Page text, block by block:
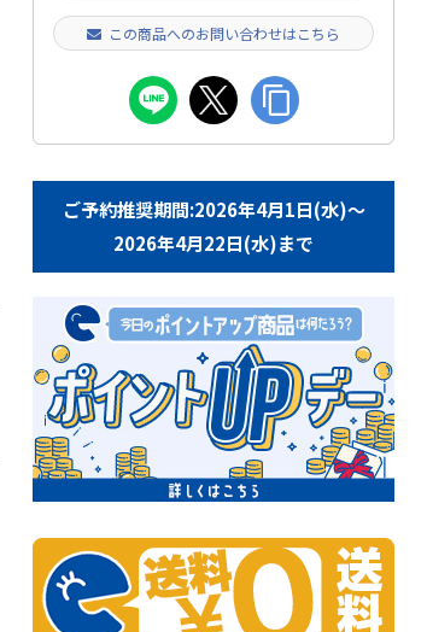
この商品へのお問い合わせはこちら
ご予約推奨期間:2026年4月1日(水)～
2026年4月22日(水)まで